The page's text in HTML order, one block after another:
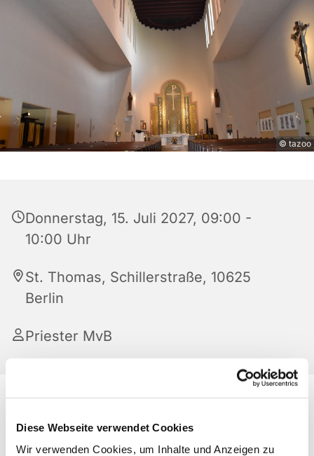
Diese Webseite verwendet Cookies
Wir verwenden Cookies, um Inhalte und Anzeigen zu
© tazoo
Donnerstag, 15. Juli 2027, 09:00 -
10:00 Uhr
St. Thomas, Schillerstraße, 10625
Berlin
Priester MvB